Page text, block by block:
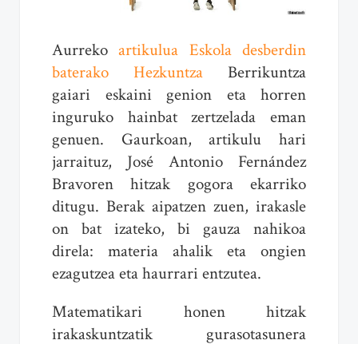
Aurrekoartikulua Eskola desberdin
baterako Hezkuntza Berrikuntza
gaiari eskaini genion eta horren
inguruko hainbat zertzelada eman
genuen. Gaurkoan, artikulu hari
jarraituz, José Antonio Fernández
Bravoren hitzak gogora ekarriko
ditugu. Berak aipatzen zuen, irakasle
on bat izateko, bi gauza nahikoa
direla: materia ahalik eta ongien
ezagutzea eta haurrari entzutea.
Matematikari honen hitzak
irakaskuntzatik gurasotasunera